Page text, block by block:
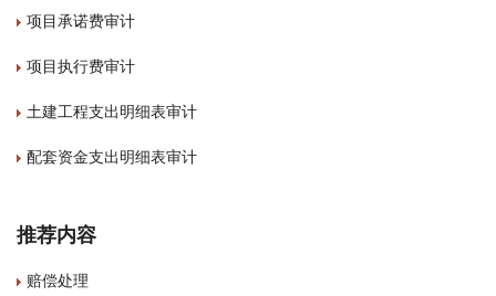
项目承诺费审计
项目执行费审计
土建工程支出明细表审计
配套资金支出明细表审计
推荐内容
赔偿处理